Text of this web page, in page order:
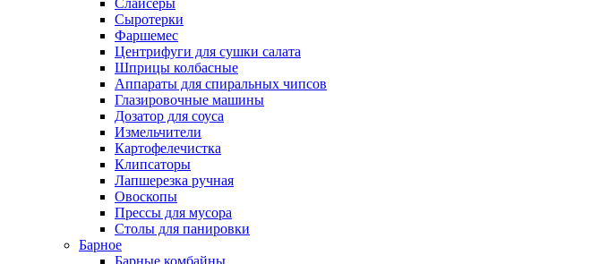
Слайсеры
Сыротерки
Фаршемес
Центрифуги для сушки салата
Шприцы колбасные
Аппараты для спиральных чипсов
Глазировочные машины
Дозатор для соуса
Измельчители
Картофелечистка
Клипсаторы
Лапшерезка ручная
Овоскопы
Прессы для мусора
Столы для панировки
Барное
Барные комбайны